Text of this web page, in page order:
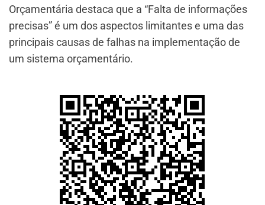
Orçamentária destaca que a “Falta de informações
precisas” é um dos aspectos limitantes e uma das
principais causas de falhas na implementação de
um sistema orçamentário.